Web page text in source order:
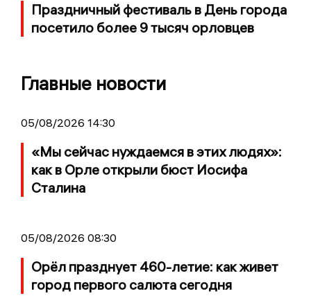
Праздничный фестиваль в День города
посетило более 9 тысяч орловцев
Главные новости
05/08/2026 14:30
«Мы сейчас нуждаемся в этих людях»:
как в Орле открыли бюст Иосифа
Сталина
05/08/2026 08:30
Орёл празднует 460-летие: как живет
город первого салюта сегодня